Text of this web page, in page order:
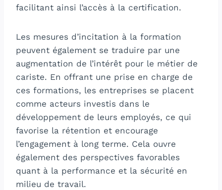
facilitant ainsi l’accès à la certification.
Les mesures d’incitation à la formation
peuvent également se traduire par une
augmentation de l’intérêt pour le métier de
cariste. En offrant une prise en charge de
ces formations, les entreprises se placent
comme acteurs investis dans le
développement de leurs employés, ce qui
favorise la rétention et encourage
l’engagement à long terme. Cela ouvre
également des perspectives favorables
quant à la performance et la sécurité en
milieu de travail.